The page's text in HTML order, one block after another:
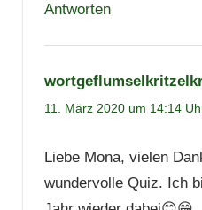
Antworten
11. März 2020 um 14:14
Liebe Mona, vielen
wundervolle Quiz. Ich